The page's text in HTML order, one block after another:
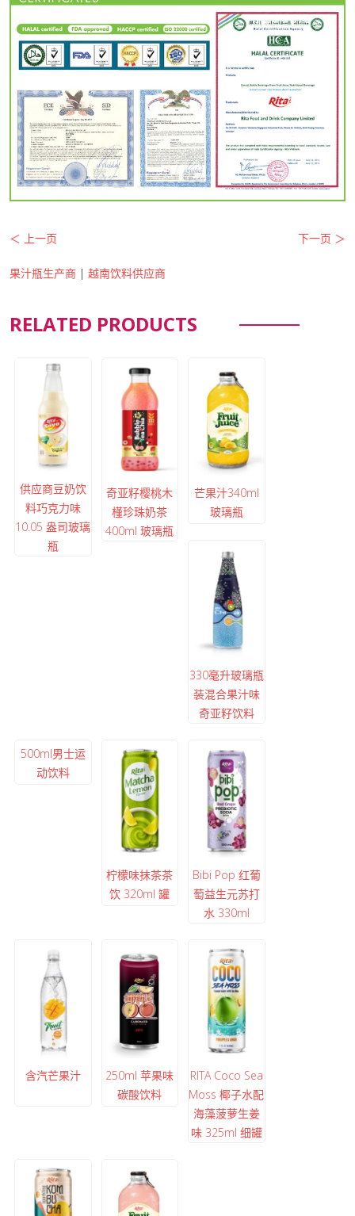
＜ 上一页 下一页 ＞
果汁瓶生产商 | 越南饮料供应商
RELATED PRODUCTS
供应商豆奶饮
料巧克力味
10.05 盎司玻璃
瓶
奇亚籽樱桃木
槿珍珠奶茶
400ml 玻璃瓶
芒果汁340ml
玻璃瓶
330毫升玻璃瓶
装混合果汁味
奇亚籽饮料
500ml男士运
动饮料
柠檬味抹茶茶
饮 320ml 罐
Bibi Pop 红葡
萄益生元苏打
水 330ml
含汽芒果汁
250ml 苹果味
碳酸饮料
RITA Coco Sea
Moss 椰子水配
海藻菠萝生姜
味 325ml 细罐